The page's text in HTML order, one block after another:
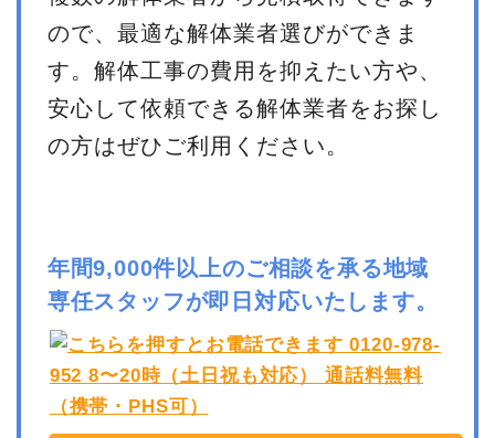
ので、最適な解体業者選びができま
す。解体工事の費用を抑えたい方や、
安心して依頼できる解体業者をお探し
の方はぜひご利用ください。
年間9,000件以上のご相談を承る地域
専任スタッフが即日対応いたします。